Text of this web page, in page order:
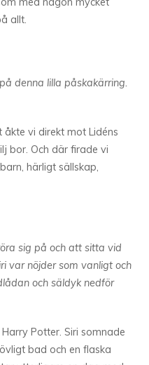
allt.
denna lilla påskakärring.
vi direkt mot Lidéns
bor. Och där firade vi
härligt sällskap,
sig på och att sitta vid
var nöjder som vanligt och
och säldyk nedför
Potter. Siri somnade
bad och en flaska